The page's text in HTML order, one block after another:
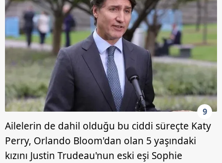
9
Ailelerin de dahil olduğu bu ciddi süreçte Katy
Perry, Orlando Bloom'dan olan 5 yaşındaki
kızını Justin Trudeau'nun eski eşi Sophie